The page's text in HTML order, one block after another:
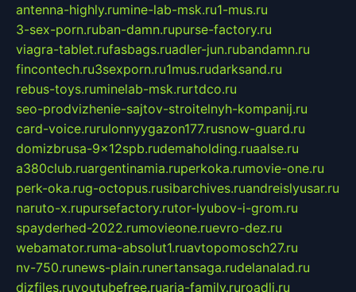
antenna-highly.rumine-lab-msk.ru1-mus.ru
3-sex-porn.ruban-damn.rupurse-factory.ru
viagra-tablet.rufasbags.ruadler-jun.rubandamn.ru
fincontech.ru3sexporn.ru1mus.rudarksand.ru
rebus-toys.ruminelab-msk.rurtdco.ru
seo-prodvizhenie-sajtov-stroitelnyh-kompanij.ru
card-voice.rurulonnyygazon177.rusnow-guard.ru
domizbrusa-9x12spb.rudemaholding.ruaalse.ru
a380club.ruargentinamia.ruperkoka.rumovie-one.ru
perk-oka.rug-octopus.rusibarchives.ruandreislyusar.ru
naruto-x.rupursefactory.rutor-lyubov-i-grom.ru
spayderhed-2022.rumovieone.ruevro-dez.ru
webamator.ruma-absolut1.ruavtopomosch27.ru
nv-750.runews-plain.runertansaga.rudelanalad.ru
dizfiles.ruyoutubefree.ruaria-family.ruroadli.ru